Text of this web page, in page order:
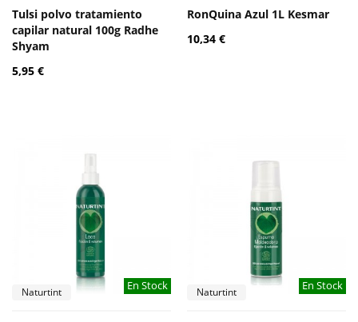
Tulsi polvo tratamiento
capilar natural 100g Radhe
Shyam
5,95 €
RonQuina Azul 1L Kesmar
10,34 €
En Stock
Naturtint En Stock
Naturtint